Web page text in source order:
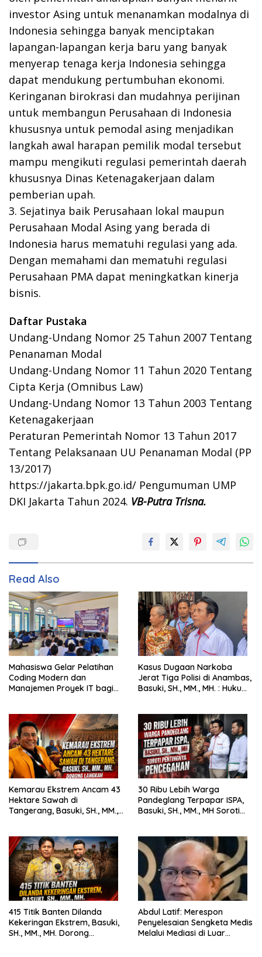
investor Asing untuk menanamkan modalnya di
Indonesia sehingga banyak menciptakan
lapangan-lapangan kerja baru yang banyak
menyerap tenaga kerja Indonesia sehingga
dapat mendukung pertumbuhan ekonomi.
Keringanan birokrasi dan mudahnya perijinan
untuk membangun Perusahaan di Indonesia
khususnya untuk pemodal asing menjadikan
langkah awal harapan pemilik modal tersebut
mampu mengikuti regulasi pemerintah daerah
khususnya Dinas Ketenagakerjaan dalam
pemberian upah.
3. Sejatinya baik Perusahaan lokal maupun
Perusahaan Modal Asing yang berada di
Indonesia harus mematuhi regulasi yang ada.
Dengan memahami dan mematuhi regulasi
Perusahaan PMA dapat meningkatkan kinerja
bisnis.
Daftar Pustaka
Undang-Undang Nomor 25 Tahun 2007 Tentang
Penanaman Modal
Undang-Undang Nomor 11 Tahun 2020 Tentang
Cipta Kerja (Omnibus Law)
Undang-Undang Nomor 13 Tahun 2003 Tentang
Ketenagakerjaan
Peraturan Pemerintah Nomor 13 Tahun 2017
Tentang Pelaksanaan UU Penanaman Modal (PP
13/2017)
https://jakarta.bpk.go.id/ Pengumuman UMP
DKI Jakarta Tahun 2024. VB-Putra Trisna.
Read Also
Mahasiswa Gelar Pelatihan
Coding Modern dan
Manajemen Proyek IT bagi
Kasus Dugaan Narkoba
Jerat Tiga Polisi di Anambas,
Basuki, SH., MM., MH. : Hukum
Kemarau Ekstrem Ancam 43
Hektare Sawah di
Tangerang, Basuki, SH., MM.,
30 Ribu Lebih Warga
Pandeglang Terpapar ISPA,
Basuki, SH., MM., MH Soroti
415 Titik Banten Dilanda
Kekeringan Ekstrem, Basuki,
SH., MM., MH. Dorong
Abdul Latif: Merespon
Penyelesaian Sengketa Medis
Melalui Mediasi di Luar